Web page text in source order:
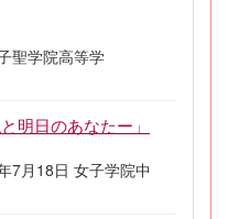
聖学院高等学
明日のあなたー」
7月18日 女子学院中